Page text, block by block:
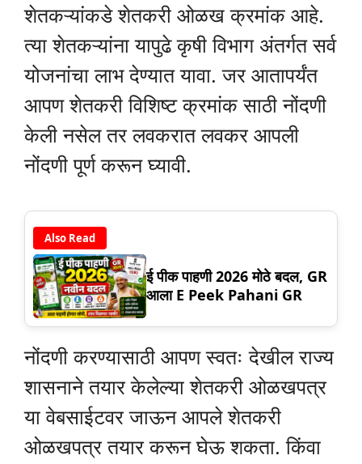
शेतकऱ्यांकडे शेतकरी ओळख क्रमांक आहे.
त्या शेतकऱ्यांना यापुढे कृषी विभाग अंतर्गत सर्व
योजनांचा लाभ देण्यात यावा. जर आतापर्यंत
आपण शेतकरी विशिष्ट क्रमांक साठी नोंदणी
केली नसेल तर लवकरात लवकर आपली
नोंदणी पूर्ण करून घ्यावी.
Also Read
ई पीक पाहणी 2026 मोठे बदल, GR
आला E Peek Pahani GR
नोंदणी करण्यासाठी आपण स्वतः देखील राज्य
शासनाने तयार केलेल्या शेतकरी ओळखपत्र
या वेबसाईटवर जाऊन आपले शेतकरी
ओळखपत्र तयार करून घेऊ शकता. किंवा